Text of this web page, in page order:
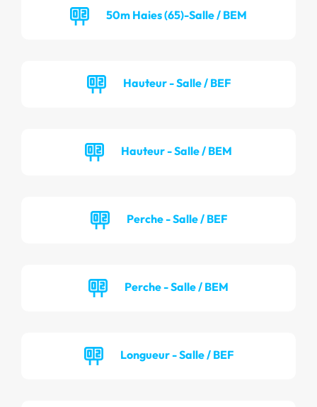
50m Haies (65)-Salle / BEM
Hauteur - Salle / BEF
Hauteur - Salle / BEM
Perche - Salle / BEF
Perche - Salle / BEM
Longueur - Salle / BEF